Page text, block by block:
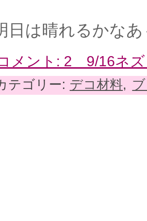
日は晴れるかなあ
メント: 2 9/16ネ
テゴリー: デコ材料,